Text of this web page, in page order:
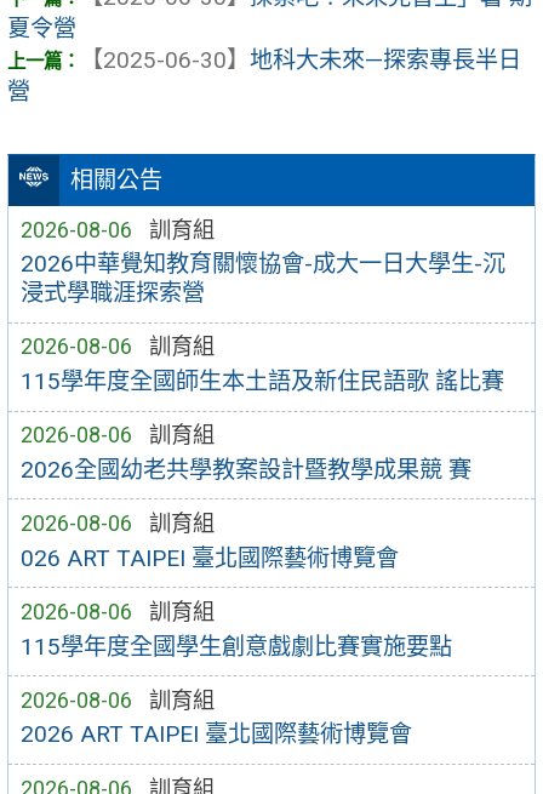
相關公告
2026-08-06 訓育組
2026中華覺知教育關懷協會-成大一日大學生-沉
浸式學職涯探索營
2026-08-06 訓育組
115學年度全國師生本土語及新住民語歌 謠比賽
2026-08-06 訓育組
2026全國幼老共學教案設計暨教學成果競 賽
2026-08-06 訓育組
026 ART TAIPEI 臺北國際藝術博覽會
2026-08-06 訓育組
115學年度全國學生創意戲劇比賽實施要點
2026-08-06 訓育組
2026 ART TAIPEI 臺北國際藝術博覽會
2026-08-06 訓育組
夏令營
【2025-06-30】 地科大未來—探索專長半日
營